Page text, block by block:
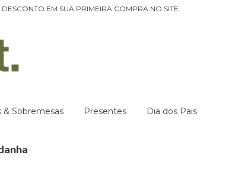
EM SUA PRIMEIRA COMPRA NO SITE
& Sobremesas Presentes Dia dos Pais